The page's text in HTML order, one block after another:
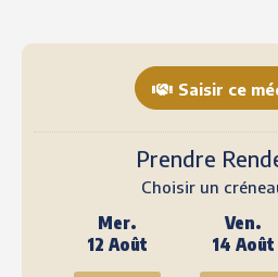
Saisir ce
Prendre
Choisir un
Mer.
12 Août
Ven.
14 Août